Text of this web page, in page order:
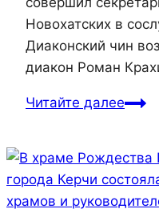
Новохатских в
Диаконский чин
диакон Роман
Читайте далее